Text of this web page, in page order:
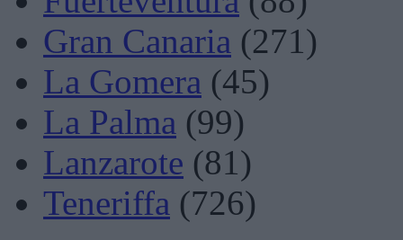
Gran Canaria (271)
La Gomera (45)
La Palma (99)
Lanzarote (81)
Teneriffa (726)